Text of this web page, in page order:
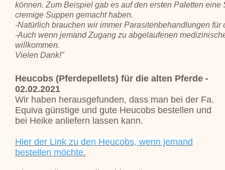
können. Zum Beispiel gab es auf den ersten Paletten
cremige Suppen gemacht haben.
-Natürlich brauchen wir immer Parasitenbehandlungen
-Auch wenn jemand Zugang zu abgelaufenen
willkommen.
Vielen Dank!"
Heucobs (Pferdepellets) für die alten Pferde -
02.02.2021
Wir haben herausgefunden, dass man bei der Fa.
Equiva günstige und gute Heucobs bestellen und
bei Heike anliefern lassen kann.
Hier der Link zu den Heucobs, wenn jemand
bestellen möchte.